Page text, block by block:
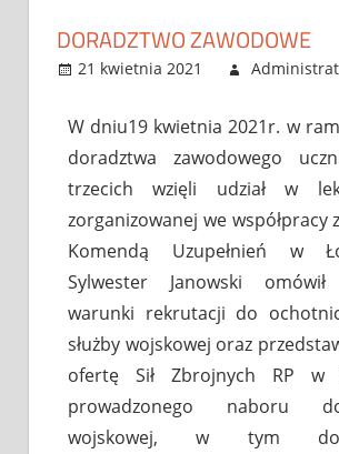
DORADZTWO ZAWODOWE
21 kwietnia 2021
W dniu19 kwietnia 2021r. w
doradztwa zawodowego
trzecich wzięli udział w
zorganizowanej we współpracy
Komendą Uzupełnień w
Sylwester Janowski
warunki rekrutacji do
służby wojskowej oraz
ofertę Sił Zbrojnych RP w
prowadzonego naboru
wojskowej, w tym do